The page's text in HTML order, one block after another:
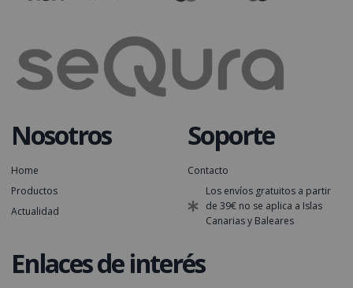
Nosotros
Home
Productos
Actualidad
Soporte
Contacto
Los envíos gratuitos a partir
de 39€ no se aplica a Islas
Canarias y Baleares
Enlaces de interés